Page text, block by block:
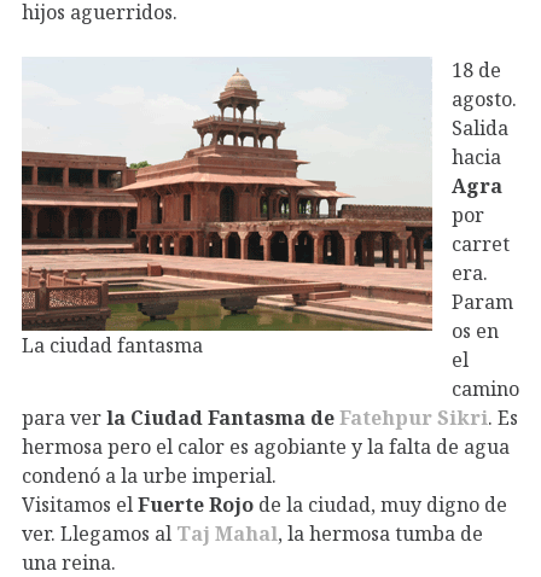
hijos aguerridos.
La ciudad fantasma
18 de
agosto.
Salida
hacia
Agra
por
carret
era.
Param
os en
el
camino
para verla Ciudad Fantasma deFatehpur Sikri. Es
hermosa pero el calor es agobiante y la falta de agua
condenó a la urbe imperial.
Visitamos elFuerte Rojo de la ciudad, muy digno de
ver. Llegamos al Taj Mahal, la hermosa tumba de
una reina.